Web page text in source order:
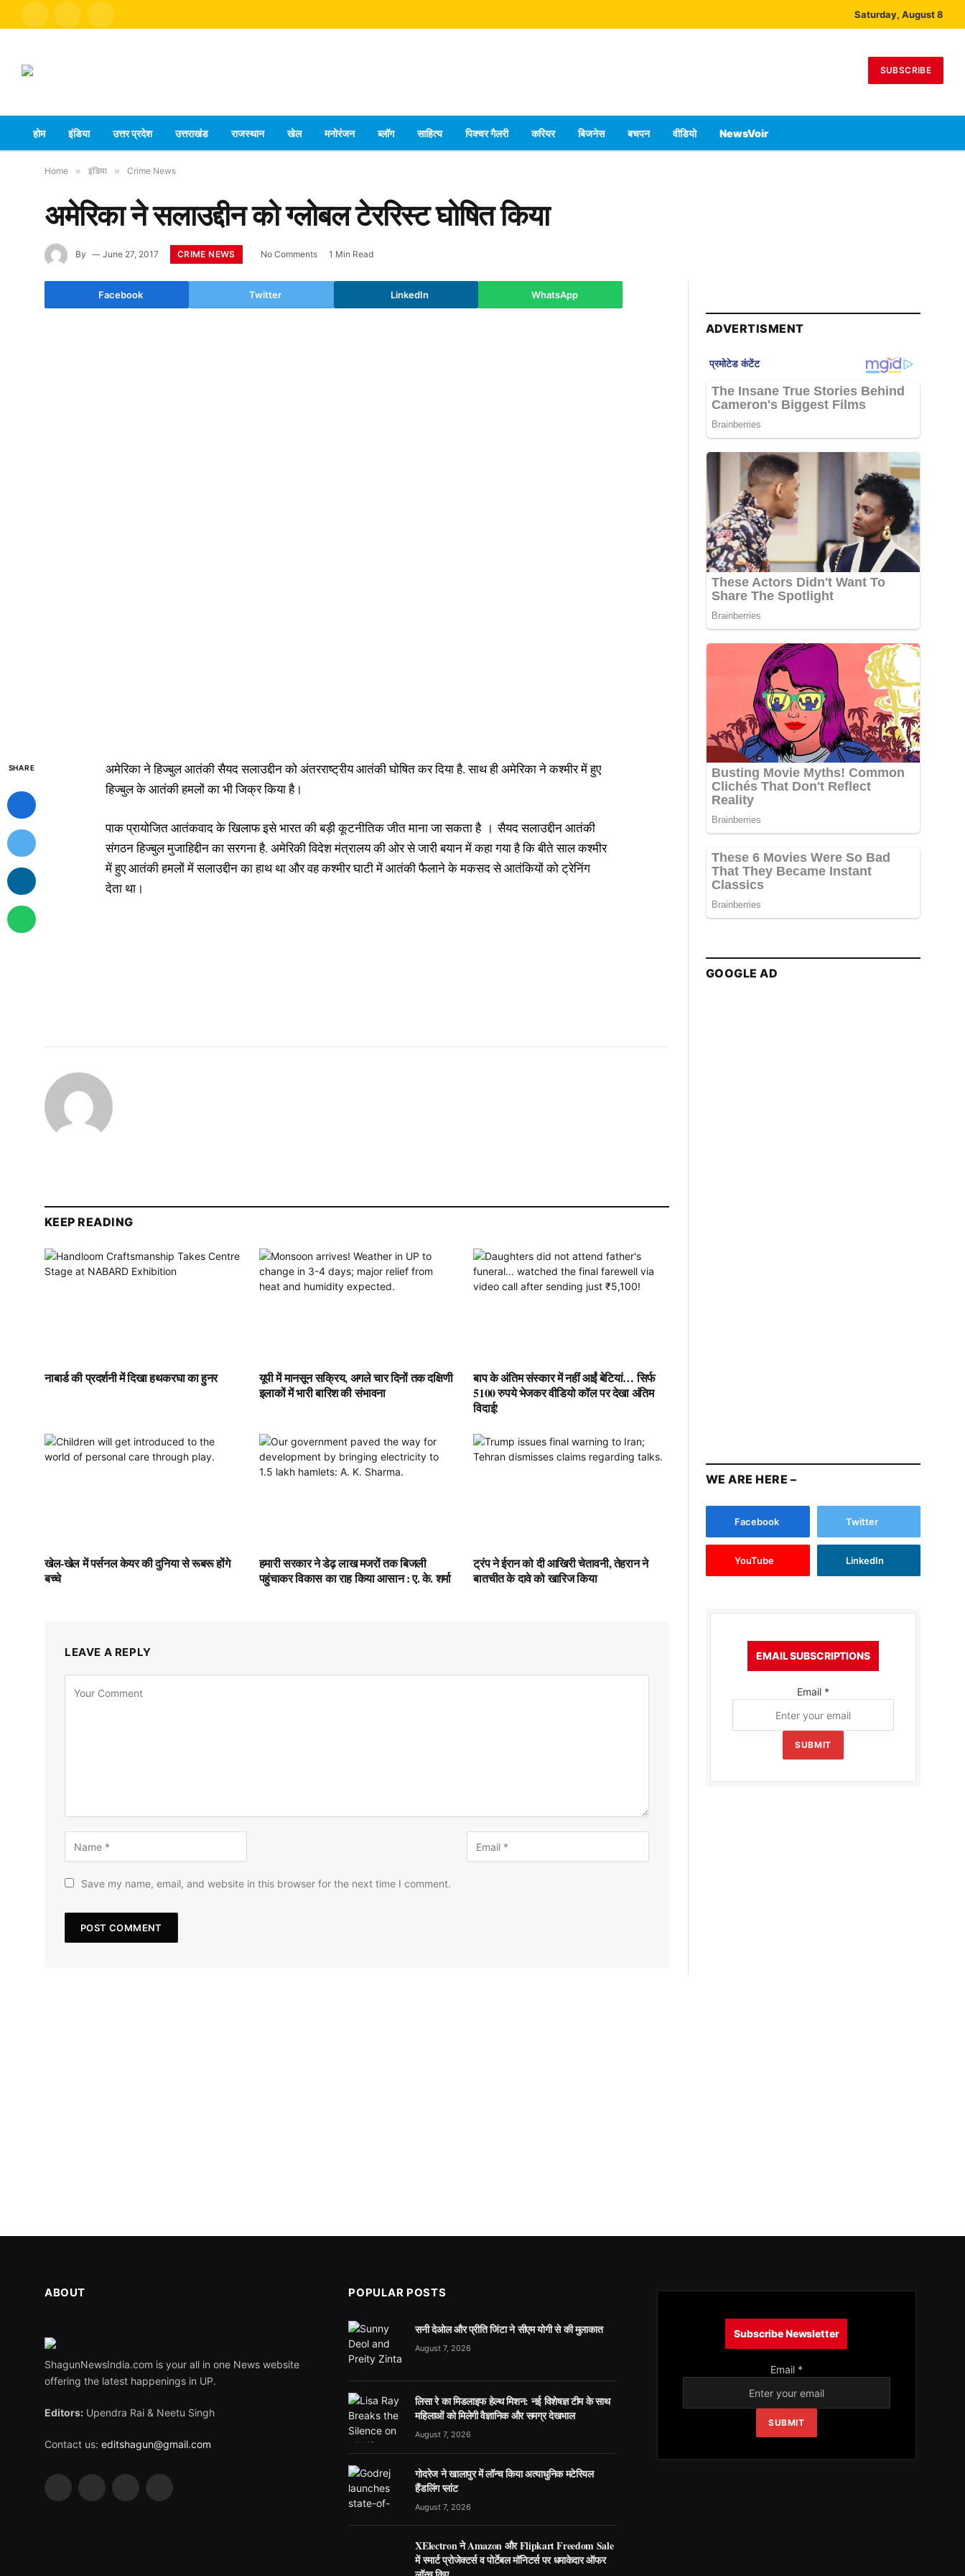
Facebook Instagram
Saturday, August 8
SUBSCRIBE
होम इंडिया उत्तर प्रदेश उत्तराखंड राजस्थान खेल मनोरंजन ब्लॉग साहित्य पिक्चर गैलरी करियर बिजनेस बचपन वीडियो NewsVoir
Home » इंडिया » Crime News
अमेरिका ने सलाउद्दीन को ग्लोबल टेररिस्ट घोषित किया
By June 27, 2017 CRIME NEWS No Comments 1 Min Read
Facebook Twitter LinkedIn WhatsApp
SHARE
अमेरिका ने हिज्बुल आतंकी सैयद सलाउद्दीन को अंतरराष्ट्रीय आतंकी घोषित कर दिया है. साथ ही अमेरिका ने कश्मीर में हुए
हिज्बुल के आतंकी हमलों का भी जिक्र किया है।
पाक प्रायोजित आतंकवाद के खिलाफ इसे भारत की बड़ी कूटनीतिक जीत माना जा सकता है । सैयद सलाउद्दीन आतंकी
संगठन हिज्बुल मुजाहिद्दीन का सरगना है. अमेरिकी विदेश मंत्रालय की ओर से जारी बयान में कहा गया है कि बीते साल कश्मीर
में हुए आतंकी हमलों में सलाउद्दीन का हाथ था और वह कश्मीर घाटी में आतंकी फैलाने के मकसद से आतंकियों को ट्रेनिंग
देता था।
KEEP READING
नाबार्ड की प्रदर्शनी में दिखा हथकरघा का हुनर
यूपी में मानसून सक्रिय, अगले चार दिनों तक दक्षिणी
इलाकों में भारी बारिश की संभावना
बाप के अंतिम संस्कार में नहीं आईं बेटियां… सिर्फ
5100 रुपये भेजकर वीडियो कॉल पर देखा अंतिम
विदाई!
खेल-खेल में पर्सनल केयर की दुनिया से रूबरू होंगे
बच्चे
हमारी सरकार ने डेढ़ लाख मजरों तक बिजली
पहुंचाकर विकास का राह किया आसान : ए. के. शर्मा
ट्रंप ने ईरान को दी आखिरी चेतावनी, तेहरान ने
बातचीत के दावे को खारिज किया
LEAVE A REPLY
Save my name, email, and website in this browser for the next time I comment.
ADVERTISMENT
GOOGLE AD
WE ARE HERE –
Facebook Twitter
YouTube LinkedIn
EMAIL SUBSCRIPTIONS
Email *
SUBMIT
ABOUT
ShagunNewsIndia.com is your all in one News website
offering the latest happenings in UP.
Editors: Upendra Rai & Neetu Singh
Contact us: editshagun@gmail.com
Facebook LinkedIn WhatsApp
POPULAR POSTS
सनी देओल और प्रीति जिंटा ने सीएम योगी से की मुलाकात
August 7, 2026
लिसा रे का मिडलाइफ हेल्थ मिशन: नई विशेषज्ञ टीम के साथ
महिलाओं को मिलेगी वैज्ञानिक और समग्र देखभाल
August 7, 2026
गोदरेज ने खालापुर में लॉन्च किया अत्याधुनिक मटेरियल
हैंडलिंग प्लांट
August 7, 2026
XElectron ने Amazon और Flipkart Freedom Sale
में स्मार्ट प्रोजेक्टर्स व पोर्टेबल मॉनिटर्स पर धमाकेदार ऑफर
Subscribe Newsletter
Email *
SUBMIT